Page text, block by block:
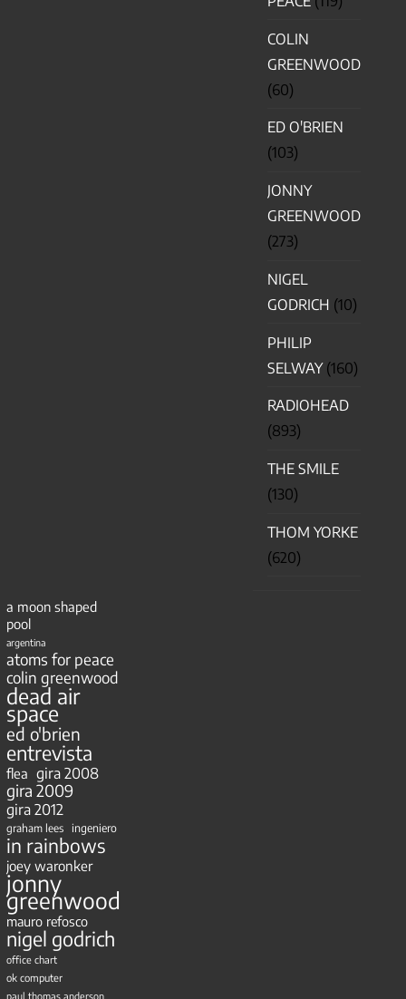
COLIN
GREENWOOD
(60)
ED O'BRIEN
(103)
JONNY
GREENWOOD
(273)
NIGEL
GODRICH (10)
PHILIP
SELWAY(160)
RADIOHEAD
(893)
THE SMILE
(130)
THOM YORKE
(620)
a moon shaped
pool
argentina
atoms for peace
colin greenwood
dead air
space
ed o'brien
entrevista
flea gira 2008
gira 2009
gira 2012
graham lees ingeniero
in rainbows
joey waronker
jonny
greenwood
mauro refosco
nigel godrich
office chart
ok computer
paul thomas anderson